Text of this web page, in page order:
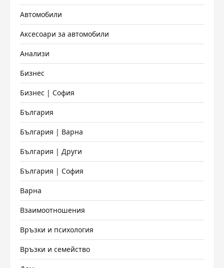
Автомобили
Аксесоари за автомобили
Анализи
Бизнес
Бизнес | София
България
България | Варна
България | Други
България | София
Варна
Взаимоотношения
Връзки и психология
Връзки и семейство